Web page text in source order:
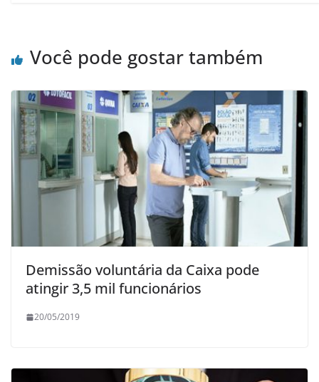
Você pode gostar também
Demissão voluntária da Caixa pode
atingir 3,5 mil funcionários
20/05/2019